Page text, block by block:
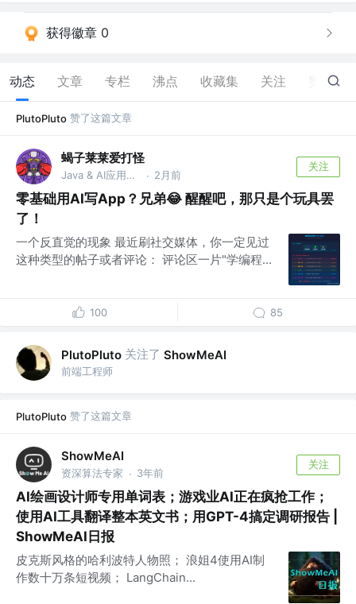
获得徽章 0
动态 文章 专栏 沸点 收藏集 关注 134
PlutoPluto 赞了这篇文章
蝎子莱莱爱打怪
Java & AI应用开发工程师 @安全行业 · 2月前
关注
零基础用AI写App？兄弟😂 醒醒吧，那只是个玩具罢
了！
一个反直觉的现象 最近刷社交媒体，你一定见过
这种类型的帖子或者评论： 评论区一片"学编程...
100 85
PlutoPluto 关注了 ShowMeAI
前端工程师
PlutoPluto 赞了这篇文章
ShowMeAI
资深算法专家 · 3年前
关注
AI绘画设计师专用单词表；游戏业AI正在疯抢工作；
使用AI工具翻译整本英文书；用GPT-4搞定调研报告 |
ShowMeAI日报
皮克斯风格的哈利波特人物照；​ 浪姐4使用AI制
作数十万条短视频；​ LangChain...